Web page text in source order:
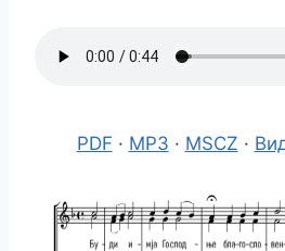
PDF · MP3 · MSCZ ·